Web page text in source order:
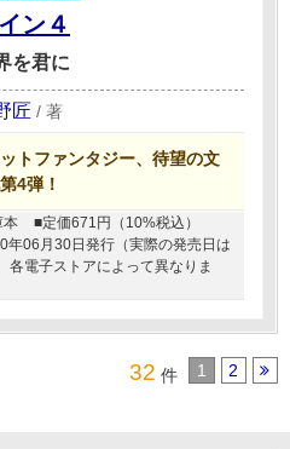
ン４
を君に
匠 / 著
トファンタジー、待望の文
4弾！
本
■定価671円（10%税込）
年06月30日発行（実際の発売日は
各電子ストアによって異なりま
32 件 1 2